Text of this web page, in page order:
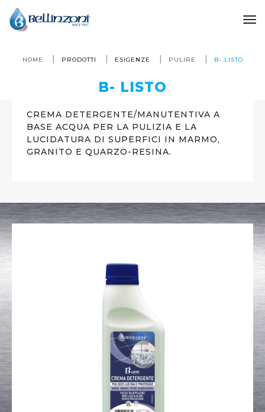
HOME PRODOTTI ESIGENZE PULIRE B- LISTO
B- LISTO
CREMA DETERGENTE/MANUTENTIVA A
BASE ACQUA PER LA PULIZIA E LA
LUCIDATURA DI SUPERFICI IN MARMO,
GRANITO E QUARZO-RESINA.